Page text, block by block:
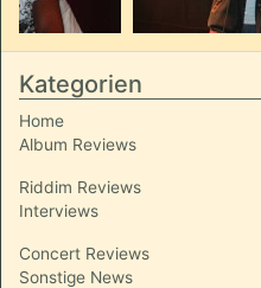
Kategorien
Home
Album Reviews
Riddim Reviews
Interviews
Concert Reviews
Sonstige News